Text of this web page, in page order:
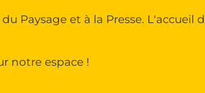
Paysage et à la Presse. L'accueil
notre espace !